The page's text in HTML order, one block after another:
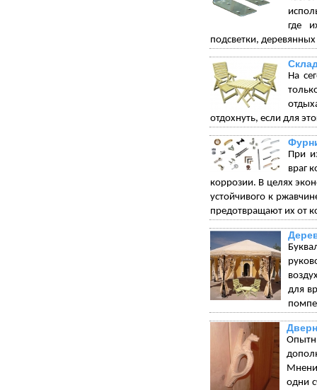
где
подсветки,
На
отдохнуть, если для
При
враг
коррозии. В целях
устойчивого к
предотвращают их от
для
одни